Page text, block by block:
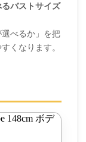
バストサイズ
べるか」を把
くなります。